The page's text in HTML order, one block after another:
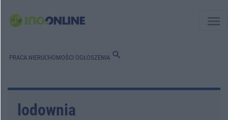
menu
PRACA NIERUCHOMOŚCI OGŁOSZENIA search
lodownia